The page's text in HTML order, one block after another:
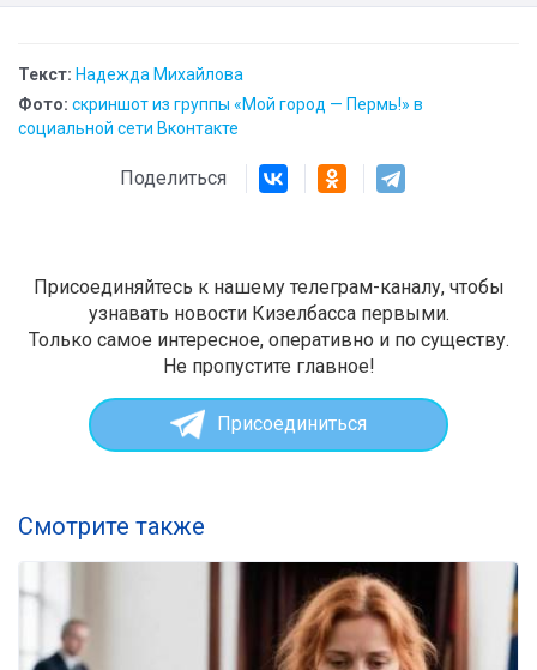
Текст: Надежда Михайлова
Фото: скриншот из группы «Мой город — Пермь!» в
социальной сети Вконтакте
Поделиться
Присоединяйтесь к нашему телеграм-каналу, чтобы
узнавать новости Кизелбасса первыми.
Только самое интересное, оперативно и по существу.
Не пропустите главное!
Присоединиться
Смотрите также